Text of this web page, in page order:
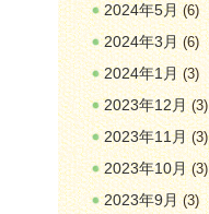
2024年5月(6)
2024年3月(6)
2024年1月(3)
2023年12月(3)
2023年11月(3)
2023年10月(3)
2023年9月(3)